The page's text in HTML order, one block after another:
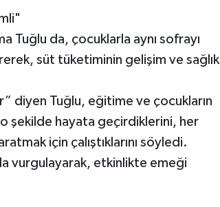
Tuğlu da, çocuklarla aynı sofrayı
süt tüketiminin gelişim ve sağlık
diyen Tuğlu, eğitime ve çocukların
şekilde hayata geçirdiklerini, her
için çalıştıklarını söyledi.
vurgulayarak, etkinlikte emeği